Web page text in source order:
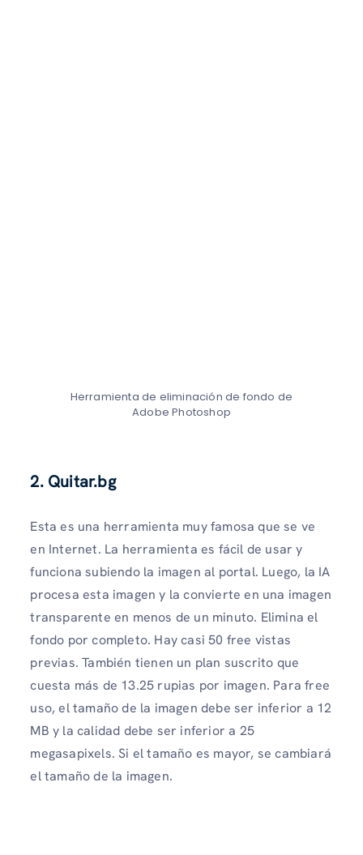
Herramienta de eliminación de fondo de
Adobe Photoshop
2. Quitar.bg
Esta es una herramienta muy famosa que se ve
en Internet. La herramienta es fácil de usar y
funciona subiendo la imagen al portal. Luego, la IA
procesa esta imagen y la convierte en una imagen
transparente en menos de un minuto. Elimina el
fondo por completo. Hay casi 50 free vistas
previas. También tienen un plan suscrito que
cuesta más de 13.25 rupias por imagen. Para free
uso, el tamaño de la imagen debe ser inferior a 12
MB y la calidad debe ser inferior a 25
megasapixels. Si el tamaño es mayor, se cambiará
el tamaño de la imagen.